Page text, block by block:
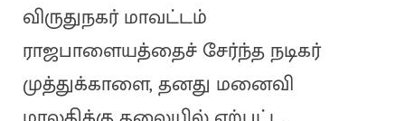
விருதுநகர் மாவட்டம்
ராஜபாளையத்தைச் சேர்ந்த நடிகர்
முத்துக்காளை, தனது மனைவி